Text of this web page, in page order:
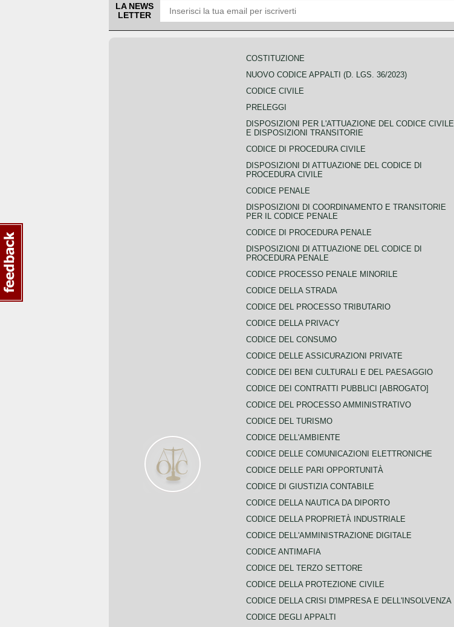
LA NEWS
LETTER
COSTITUZIONE
NUOVO CODICE APPALTI (D. LGS. 36/2023)
CODICE CIVILE
PRELEGGI
DISPOSIZIONI PER L'ATTUAZIONE DEL CODICE CIVILE
E DISPOSIZIONI TRANSITORIE
CODICE DI PROCEDURA CIVILE
DISPOSIZIONI DI ATTUAZIONE DEL CODICE DI
PROCEDURA CIVILE
CODICE PENALE
DISPOSIZIONI DI COORDINAMENTO E TRANSITORIE
PER IL CODICE PENALE
CODICE DI PROCEDURA PENALE
DISPOSIZIONI DI ATTUAZIONE DEL CODICE DI
PROCEDURA PENALE
CODICE PROCESSO PENALE MINORILE
CODICE DELLA STRADA
CODICE DEL PROCESSO TRIBUTARIO
CODICE DELLA PRIVACY
CODICE DEL CONSUMO
CODICE DELLE ASSICURAZIONI PRIVATE
CODICE DEI BENI CULTURALI E DEL PAESAGGIO
CODICE DEI CONTRATTI PUBBLICI [ABROGATO]
CODICE DEL PROCESSO AMMINISTRATIVO
CODICE DEL TURISMO
CODICE DELL'AMBIENTE
CODICE DELLE COMUNICAZIONI ELETTRONICHE
CODICE DELLE PARI OPPORTUNITÀ
CODICE DI GIUSTIZIA CONTABILE
CODICE DELLA NAUTICA DA DIPORTO
CODICE DELLA PROPRIETÀ INDUSTRIALE
CODICE DELL'AMMINISTRAZIONE DIGITALE
CODICE ANTIMAFIA
CODICE DEL TERZO SETTORE
CODICE DELLA PROTEZIONE CIVILE
CODICE DELLA CRISI D'IMPRESA E DELL'INSOLVENZA
CODICE DEGLI APPALTI